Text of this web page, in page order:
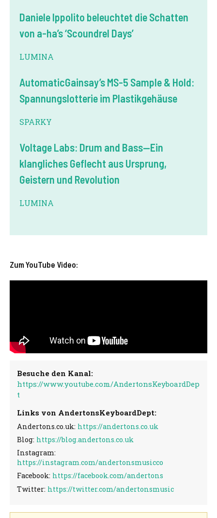
Daniele Ippolito beleuchtet die Schatten
von a-ha’s ‘Scoundrel Days’
LUMINA
AutomaticGainsay’s MS-5 Sample & Hold:
Spannungslotterie im Plastikgehäuse
SPARKY
Voltage Labs: Drum and Bass—Ein
klangliches Geflecht aus Ursprung,
Geistern und Revolution
LUMINA
Zum YouTube Video:
Besuche den Kanal:
https://www.youtube.com/AndertonsKeyboardDep
t
Links von AndertonsKeyboardDept:
Andertons.co.uk: https://andertons.co.uk
Blog: https://blog.andertons.co.uk
Instagram:
https://instagram.com/andertonsmusicco
Facebook: https://facebook.com/andertons
Twitter: https://twitter.com/andertonsmusic